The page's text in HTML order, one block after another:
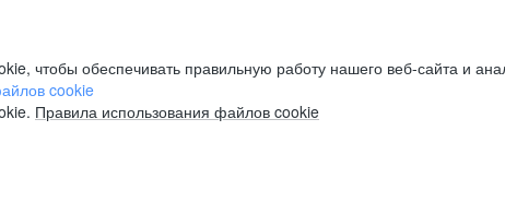
чтобы обеспечивать правильную работу нашего веб-сайта и
cookie
Правила использования файлов cookie